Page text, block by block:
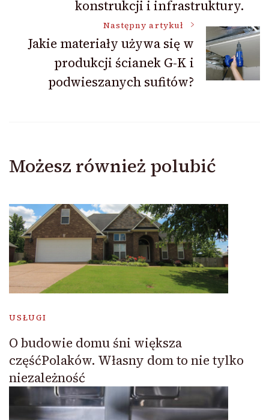
konstrukcji i infrastruktury.
Następny artykuł
Jakie materiały używa się w
produkcji ścianek G-K i
podwieszanych sufitów?
Możesz również polubić
USŁUGI
O budowie domu śni większa
częśćPolaków. Własny dom to nie tylko
niezależność